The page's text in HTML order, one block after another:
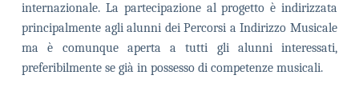
internazionale. La partecipazione al progetto è indirizzata
principalmente agli alunni dei Percorsi a Indirizzo Musicale
ma è comunque aperta a tutti gli alunni interessati,
preferibilmente se già in possesso di competenze musicali.